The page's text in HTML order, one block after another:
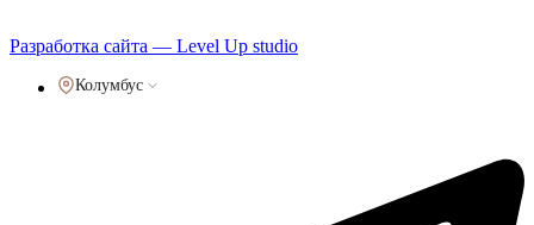
Разработка сайта — Level Up studio
Колумбус